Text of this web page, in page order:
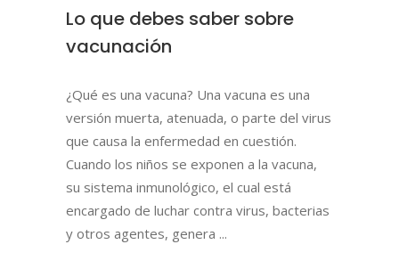
Lo que debes saber sobre
vacunación
¿Qué es una vacuna? Una vacuna es una
versión muerta, atenuada, o parte del virus
que causa la enfermedad en cuestión.
Cuando los niños se exponen a la vacuna,
su sistema inmunológico, el cual está
encargado de luchar contra virus, bacterias
y otros agentes, genera